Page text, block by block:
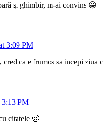
şi ghimbir, m-ai convins 😀
3:09 PM
ca e frumos sa incepi ziua
3:13 PM
citatele 🙂